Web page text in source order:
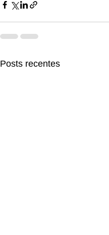
Posts recentes